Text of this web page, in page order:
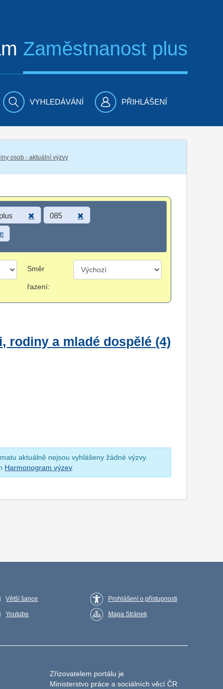
Zaměstnanost plus
VYHLEDÁVÁNÍ PŘIHLÁŠENÍ
osob - aktuální výzvy
085
Směr
řazení:
rodiny a mladé dospělé (4)
aktuálně nejsou vyhlášeny žádné výzvy.
Harmonogram výzev.
Větší šance
Youtube
Prohlášení o přístupnosti
Mapa Stránek
Zřizovatelem portálu je
Ministerstvo práce a sociálních věcí ČR